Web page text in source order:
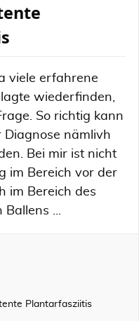
viele erfahrene
wiederfinden,
So richtig kann
Diagnose nämlivh
Bei mir ist nicht
im Bereich vor der
im Bereich des
...
Plantarfasziitis